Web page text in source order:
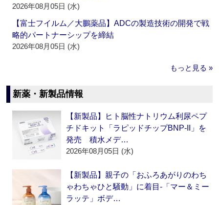
2026年08月05日 (水)
【富士フイルム／大鵬薬品】ADCの製造技術の開発で戦
略的パートナーシップを締結
2026年08月05日 (水)
もっと見る »
新薬・新製品情報
【新製品】ヒト脳性ナトリウム利尿ペプ
チドキット「ラピッドチップBNP-II」を
発売 積水メデ…
2026年08月05日 (水)
【新製品】親子の「おふろあがりのわち
ゃわちゃひと騒動」に着目‐「マー＆ミー
ラッテ」ボデ…